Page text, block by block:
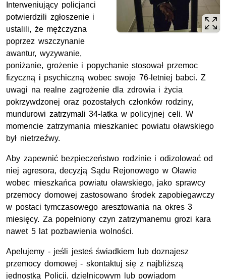
Interweniujący policjanci
potwierdzili zgłoszenie i
ustalili, że mężczyzna
poprzez wszczynanie
awantur, wyzywanie,
poniżanie, grożenie i popychanie stosował przemoc
fizyczną i psychiczną wobec swoje 76-letniej babci. Z
uwagi na realne zagrożenie dla zdrowia i życia
pokrzywdzonej oraz pozostałych członków rodziny,
mundurowi zatrzymali 34-latka w policyjnej celi. W
momencie zatrzymania mieszkaniec powiatu oławskiego
był nietrzeźwy.
Aby zapewnić bezpieczeństwo rodzinie i odizolować od
niej agresora, decyzją Sądu Rejonowego w Oławie
wobec mieszkańca powiatu oławskiego, jako sprawcy
przemocy domowej zastosowano środek zapobiegawczy
w postaci tymczasowego aresztowania na okres 3
miesięcy. Za popełniony czyn zatrzymanemu grozi kara
nawet 5 lat pozbawienia wolności.
Apelujemy - jeśli jesteś świadkiem lub doznajesz
przemocy domowej - skontaktuj się z najbliższą
jednostką Policji, dzielnicowym lub powiadom